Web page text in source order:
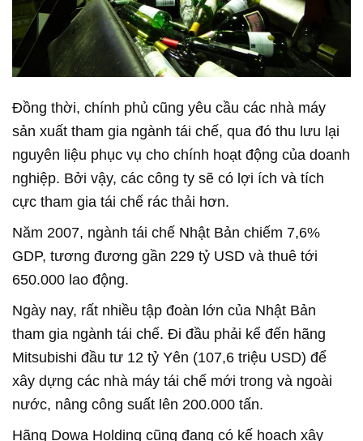
Đồng thời, chính phủ cũng yêu cầu các nhà máy
sản xuất tham gia ngành tái chế, qua đó thu lưu lại
nguyên liệu phục vụ cho chính hoạt động của doanh
nghiệp. Bởi vậy, các công ty sẽ có lợi ích và tích
cực tham gia tái chế rác thải hơn.
Năm 2007, ngành tái chế Nhật Bản chiếm 7,6%
GDP, tương đương gần 229 tỷ USD và thuê tới
650.000 lao động.
Ngày nay, rất nhiều tập đoàn lớn của Nhật Bản
tham gia ngành tái chế. Đi đầu phải kể đến hãng
Mitsubishi đầu tư 12 tỷ Yên (107,6 triệu USD) để
xây dựng các nhà máy tái chế mới trong và ngoài
nước, nâng công suất lên 200.000 tấn.
Hãng Dowa Holding cũng đang có kế hoạch xây